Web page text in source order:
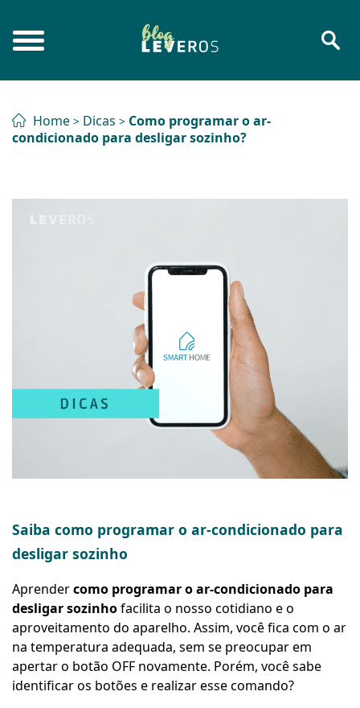
Home > Dicas > Como programar o ar-
condicionado para desligar sozinho?
Saiba como programar o ar-condicionado para
desligar sozinho
Aprendercomo programar o ar-condicionado para
desligar sozinhofacilita o nosso cotidiano e o
aproveitamento do aparelho. Assim, você fica com o ar
na temperatura adequada, sem se preocupar em
apertar o botão OFF novamente. Porém, você sabe
identificar os botões e realizar esse comando?